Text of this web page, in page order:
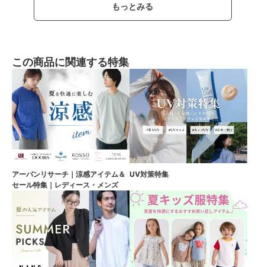
もっとみる
この商品に関連する特集
アーバンリサーチ｜涼感アイテム＆
セール特集｜レディース・メンズ
UV対策特集